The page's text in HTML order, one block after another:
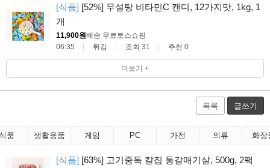
[식품] [52%] 무설탕 비타민C 캔디, 12가지맛, 1kg, 1
개
11,900원배송 무료토스쇼핑
06:35
튀김 조회 31 추천 0
더보기 +
목록 글쓰기
품 생활용품 게임 PC 가전 의류 화장
[식품] [63%] 고기중독 칼집 통갈매기살, 500g, 2팩